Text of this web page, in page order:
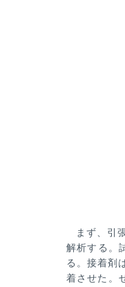
まず、引
解析する。
る。接着剤
着させた。